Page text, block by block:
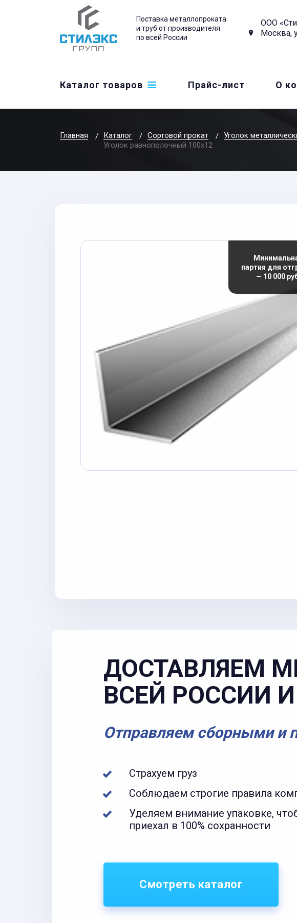
Поставка металлопроката
и труб от производителя
по всей России
ООО
Москва,
Каталог товаров Прайс-лист О
Главная Каталог Сортовой прокат Уголок
Уголок равнополочный 100x12
партия для
— 10 000
ДОСТАВЛЯЕМ
ВСЕЙ РОССИИ
Отправляем сборными
Страхуем груз
Соблюдаем строгие правила
Уделяем внимание упаковке,
приехал в 100% сохранности
Смотреть каталог